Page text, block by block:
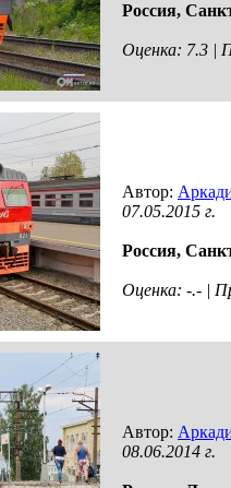
Россия,
Оценка: 7.3 |
Автор:
07.05.2015 г.
Россия,
Оценка: -.- |
Автор:
08.06.2014 г.